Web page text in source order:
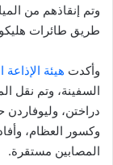
وتم إنقاذهم من
طريق طائرات
وأكدت هيئة
السفينة، وتم نقل
دراختن،
وكسور العظام،
المصابين مستقرة.